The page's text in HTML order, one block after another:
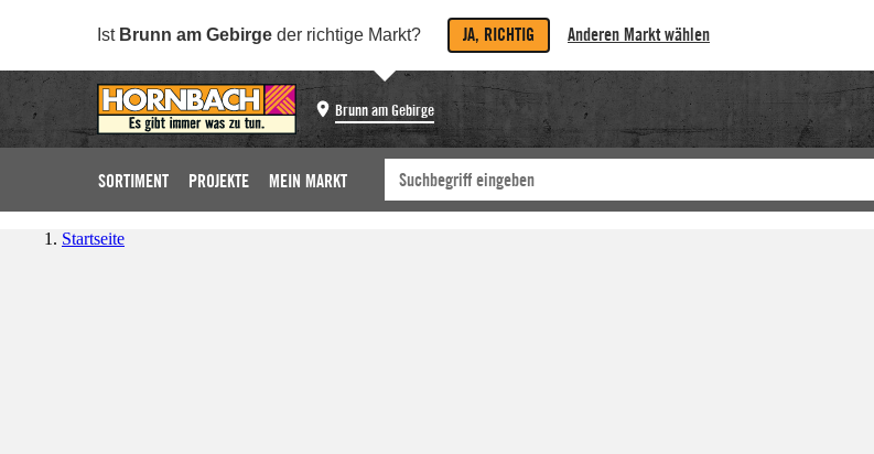
Ist Brunn am Gebirge der richtige Markt? JA, RICHTIG Anderen Markt wählen
Brunn am Gebirge
SORTIMENT PROJEKTE MEIN MARKT
Startseite